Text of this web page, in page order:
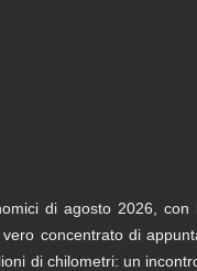
di agosto 2026,
concentrato di
di chilometri: un